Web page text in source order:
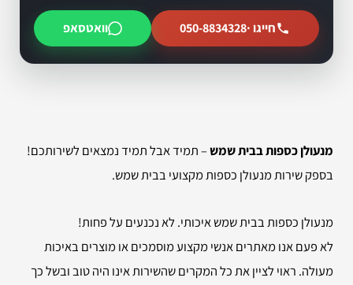
חייגו ·050-8834328 וואטסאפ
מנעולן כספות בבית שמש– תמיד אבל תמיד נמצאים לשירותכם!
בספק שירות מנעולן כספות מקצועי בבית שמש.
מנעולן כספות בבית שמש איכותי. לא נכנעים על פחות!
לא פעם אנו מאתרים אנשי מקצוע מוסמכים או מוצרים באיכות
מעולה. ראוי לציין את כל המקרים שהשירות אינו היה טוב ובשל כך